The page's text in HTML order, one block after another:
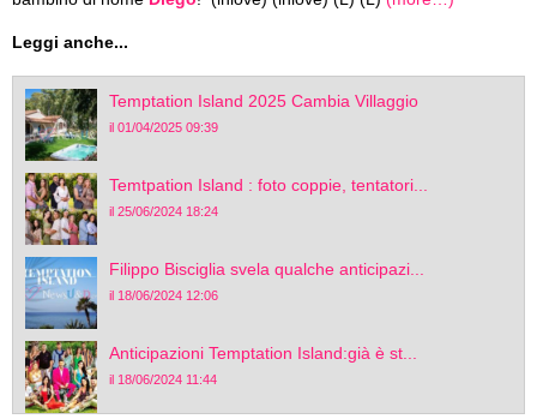
Leggi anche...
Temptation Island 2025 Cambia Villaggio
il 01/04/2025 09:39
Temtpation Island : foto coppie, tentatori...
il 25/06/2024 18:24
Filippo Bisciglia svela qualche anticipazi...
il 18/06/2024 12:06
Anticipazioni Temptation Island:già è st...
il 18/06/2024 11:44